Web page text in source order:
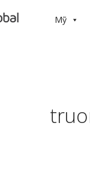
Mỹ